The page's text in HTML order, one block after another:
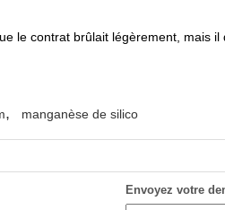
le contrat brûlait légèrement, mais
, manganèse de silico
Envoyez votre